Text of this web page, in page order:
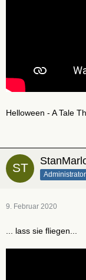
Helloween - A Tale
Administrator
9. Februar 2020
... lass sie fliegen...